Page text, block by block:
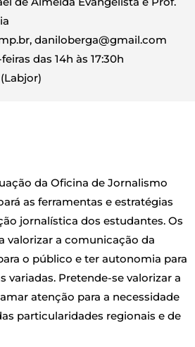
daniloberga@gmail.com
das 14h às 17:30h
da Oficina de Jornalismo
as ferramentas e estratégias
jornalística dos estudantes. Os
valorizar a comunicação da
o público e ter autonomia para
variadas. Pretende-se valorizar a
atenção para a necessidade
particularidades regionais e de